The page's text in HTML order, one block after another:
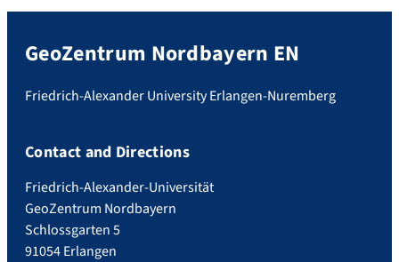
GeoZentrum Nordbayern EN
Friedrich-Alexander University Erlangen-Nuremberg
Contact and Directions
Friedrich-Alexander-Universität
GeoZentrum Nordbayern
Schlossgarten 5
91054 Erlangen